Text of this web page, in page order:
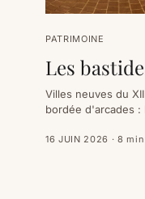
PATRIMOINE
Les
Villes neuves du
bordée d'arcades :
Castelnau-de-
16 JUIN 2026 · 8 min